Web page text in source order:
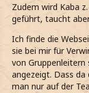
Zudem wird Kaba
geführt, taucht
Ich finde die
sie bei mir für
von
angezeigt. Dass
man nur auf der